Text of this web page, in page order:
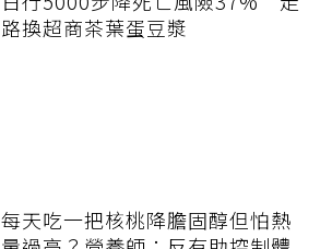
路換超商茶葉蛋豆漿
每天吃一把核桃降膽固醇但怕熱